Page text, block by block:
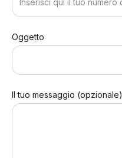
Oggetto
Il tuo messaggio (opzionale)